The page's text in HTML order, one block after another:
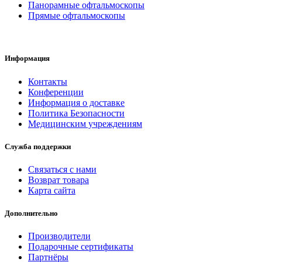
Панорамные офтальмоскопы
Прямые офтальмоскопы
Информация
Контакты
Конференции
Информация о доставке
Политика Безопасности
Медицинским учреждениям
Служба поддержки
Связаться с нами
Возврат товара
Карта сайта
Дополнительно
Производители
Подарочные сертификаты
Партнёры